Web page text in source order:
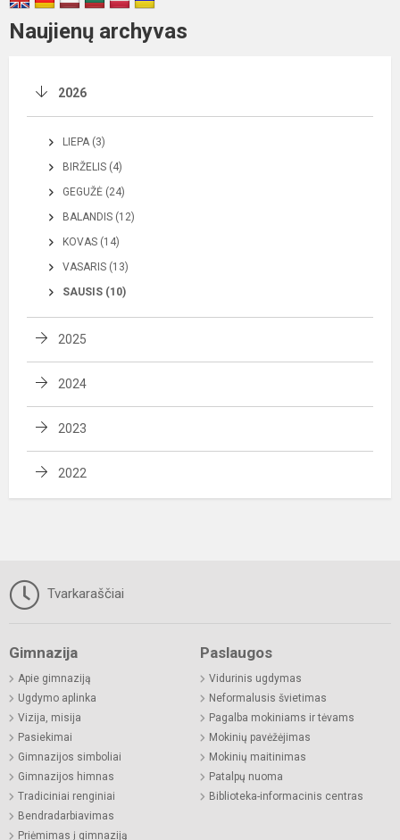
Naujienų archyvas
2026
LIEPA (3)
BIRŽELIS (4)
GEGUŽĖ (24)
BALANDIS (12)
KOVAS (14)
VASARIS (13)
SAUSIS (10)
2025
2024
2023
2022
Tvarkaraščiai
Gimnazija
Apie gimnaziją
Ugdymo aplinka
Vizija, misija
Pasiekimai
Gimnazijos simboliai
Gimnazijos himnas
Tradiciniai renginiai
Bendradarbiavimas
Priėmimas į gimnaziją
Paslaugos
Vidurinis ugdymas
Neformalusis švietimas
Pagalba mokiniams ir tėvams
Mokinių pavėžėjimas
Mokinių maitinimas
Patalpų nuoma
Biblioteka-informacinis centras